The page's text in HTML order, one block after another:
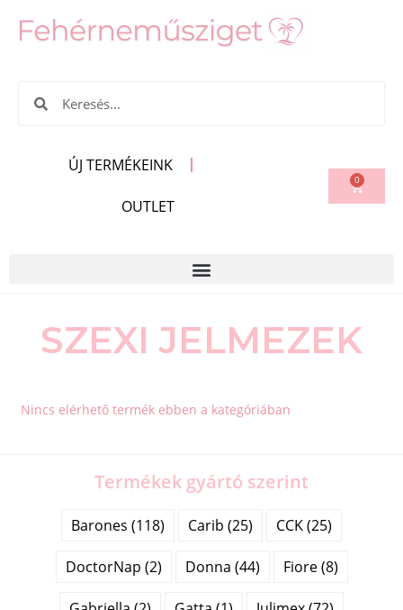
ÚJ TERMÉKEINK
OUTLET
0
SZEXI JELMEZEK
Nincs elérhető termék ebben a kategóriában
Termékek gyártó szerint
Barones (118) Carib (25) CCK (25)
DoctorNap (2) Donna (44) Fiore (8)